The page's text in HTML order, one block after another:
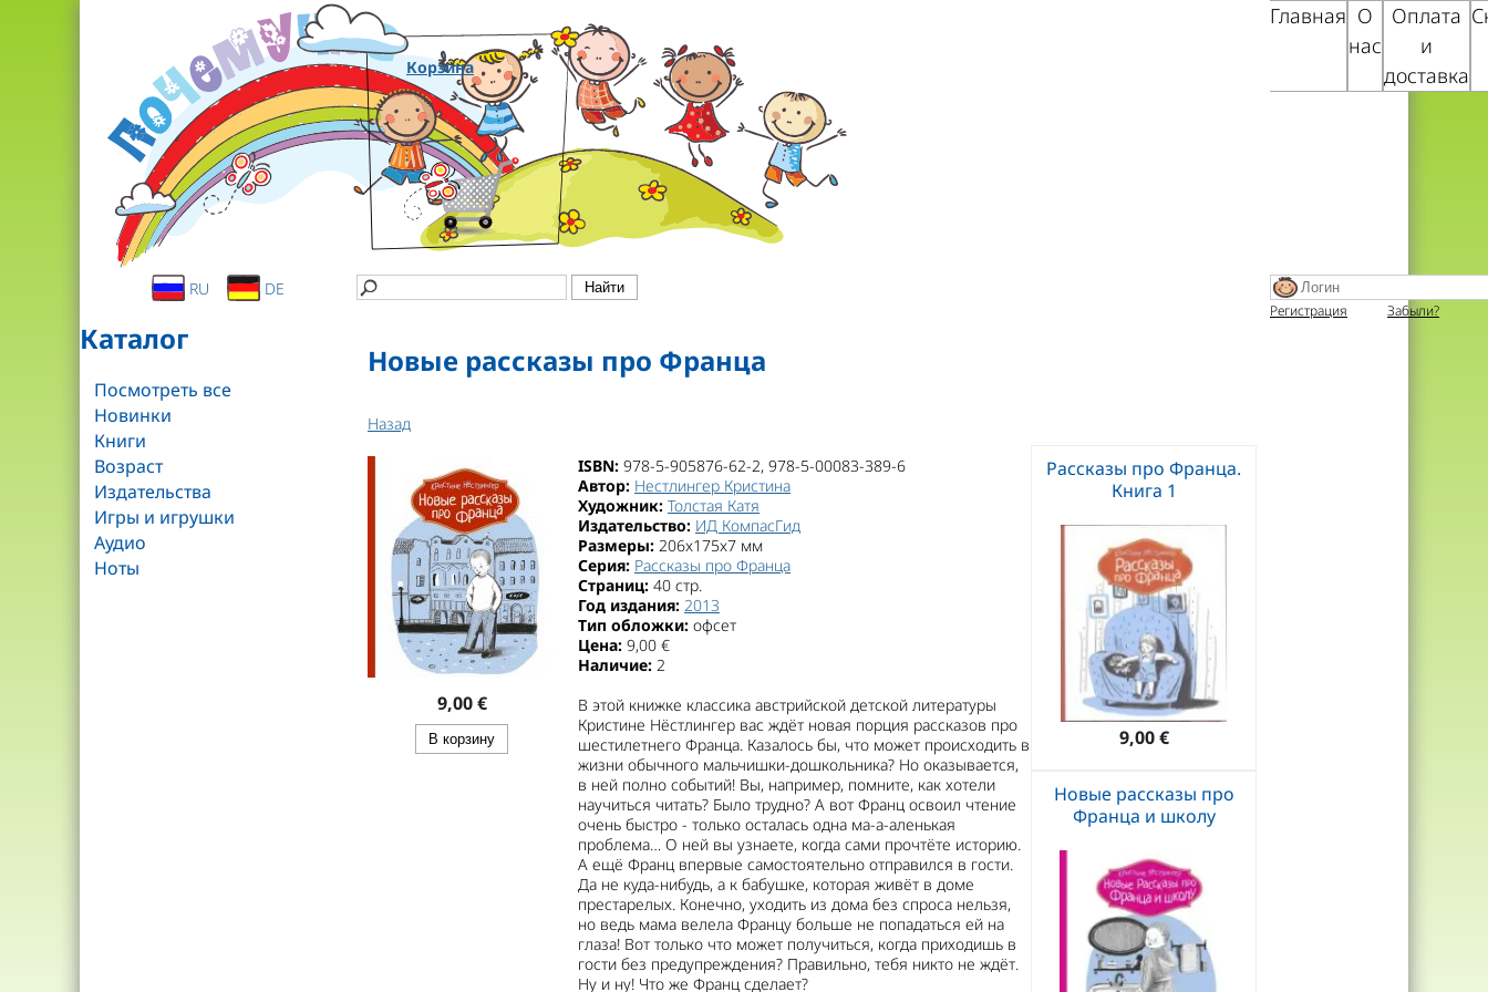
Корзина
Главная О
нас
Оплата
и
доставка
RU DE
Регистрация Забыли?
Каталог
Посмотреть все
Новинки
Книги
Возраст
Издательства
Игры и игрушки
Аудио
Ноты
Новые рассказы про Франца
Назад
9,00 €
ISBN: 978-5-905876-62-2, 978-5-00083-389-6
Автор: Нестлингер Кристина
Художник: Толстая Катя
Издательство: ИД КомпасГид
Размеры: 206x175x7 мм
Серия: Рассказы про Франца
Страниц: 40 стр.
Год издания: 2013
Тип обложки: офсет
Цена: 9,00 €
Наличие: 2
В этой книжке классика австрийской детской литературы
Кристине Нёстлингер вас ждёт новая порция рассказов про
шестилетнего Франца. Казалось бы, что может происходить в
жизни обычного мальчишки-дошкольника? Но оказывается,
в ней полно событий! Вы, например, помните, как хотели
научиться читать? Было трудно? А вот Франц освоил чтение
очень быстро - только осталась одна ма-а-аленькая
проблема… О ней вы узнаете, когда сами прочтёте историю.
А ещё Франц впервые самостоятельно отправился в гости.
Да не куда-нибудь, а к бабушке, которая живёт в доме
престарелых. Конечно, уходить из дома без спроса нельзя,
но ведь мама велела Францу больше не попадаться ей на
глаза! Вот только что может получиться, когда приходишь в
гости без предупреждения? Правильно, тебя никто не ждёт.
Ну и ну! Что же Франц сделает?
Рассказы про Франца.
Книга 1
9,00 €
Новые рассказы про
Франца и школу